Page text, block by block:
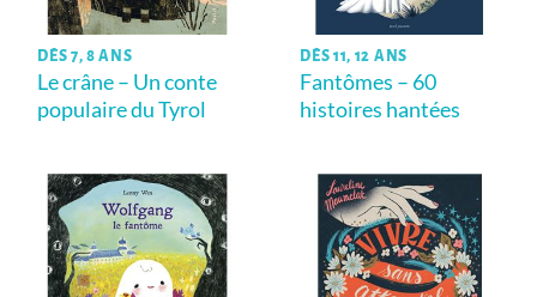
DÈS 7, 8 ANS
Le crâne – Un conte
populaire du Tyrol
DÈS 11, 12 ANS
Fantômes – 60
histoires hantées